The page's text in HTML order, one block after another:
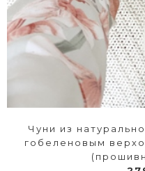
Чуни из
гобеленовым